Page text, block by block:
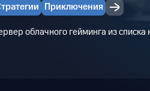
Приключения
облачного гейминга из списка